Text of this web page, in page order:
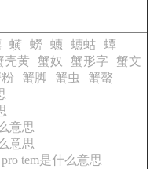
蟥 蟧 蟪 蟪蛄 蟫
壳黄 蟹奴 蟹形字
蟹文
蟹脚 蟹虫
蟹螯
意思
意思
pro tem是什么意思